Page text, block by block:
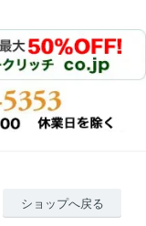
ショップへ戻る